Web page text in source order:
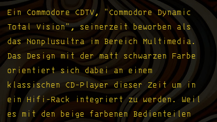
Ein Commodore CDTV, "Commodore Dynamic
Total Vision", seinerzeit beworben als
das Nonplusultra im Bereich Multimedia.
Das Design mit der matt schwarzen Farbe
orientiert sich dabei an einem
klassischen CD-Player dieser Zeit um in
ein Hifi-Rack integriert zu werden. Weil
es mit den beige farbenen Bedienteilen